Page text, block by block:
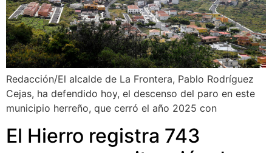
Redacción/El alcalde de La Frontera, Pablo Rodríguez
Cejas, ha defendido hoy, el descenso del paro en este
municipio herreño, que cerró el año 2025 con
El Hierro registra 743